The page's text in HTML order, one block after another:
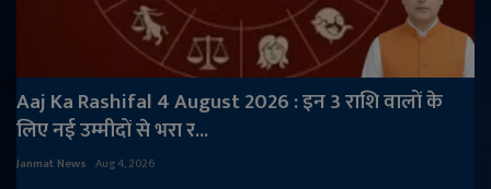
Aaj Ka Rashifal 4 August 2026 : इन 3 राशि वालों के
लिए नई उम्मीदों से भरा र...
Janmat News Aug 4, 2026